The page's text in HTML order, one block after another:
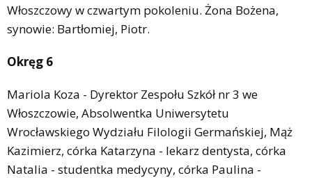
Włoszczowy w czwartym pokoleniu. Żona Bożena,
synowie: Bartłomiej, Piotr.
Okręg 6
Mariola Koza - Dyrektor Zespołu Szkół nr 3 we
Włoszczowie, Absolwentka Uniwersytetu
Wrocławskiego Wydziału Filologii Germańskiej, Mąż
Kazimierz, córka Katarzyna - lekarz dentysta, córka
Natalia - studentka medycyny, córka Paulina -